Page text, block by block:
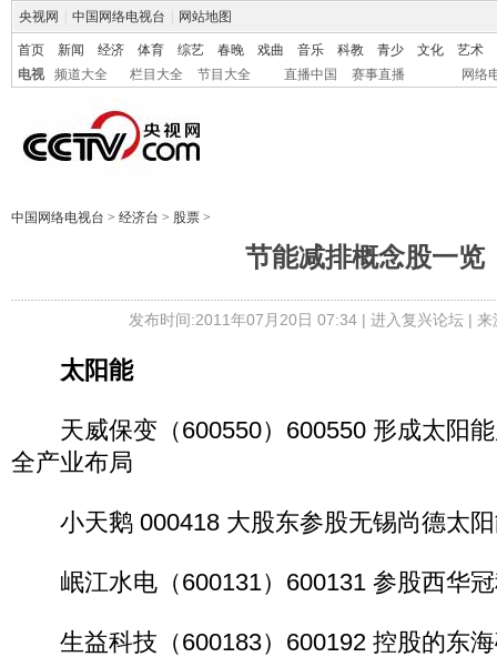
央视网 中国网络电视台 网站地图
首页 新闻 经济 体育 综艺 春晚 戏曲 音乐 科教 青少 文化
艺术
电视
频道大全 栏目大全 节目大全 直播中国 赛事直播 网络
中国网络电视台 > 经济台 > 股票 >
节能减排概念股一览
发布时间:2011年07月20日 07:34 | 进入复兴论坛| 来
太阳能
天威保变（600550）600550 形成太阳能
全产业布局
小天鹅 000418 大股东参股无锡尚德太阳
岷江水电（600131）600131 参股西华冠
生益科技（600183）600192 控股的东海